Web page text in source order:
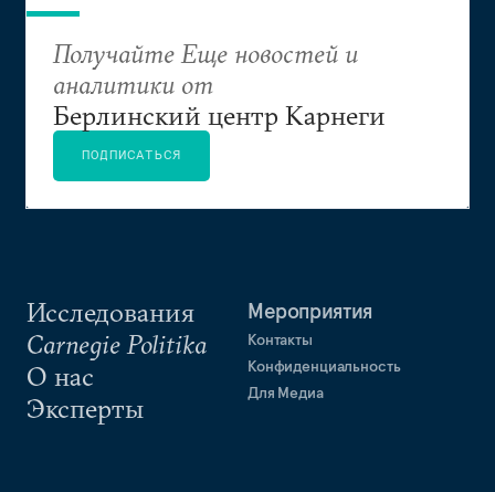
Исследования
Carnegie Politika
О нас
Эксперты
Мероприятия
Контакты
Конфиденциальность
Для Медиа
Получайте Еще новостей и
аналитики от
Берлинский центр Карнеги
ПОДПИСАТЬСЯ